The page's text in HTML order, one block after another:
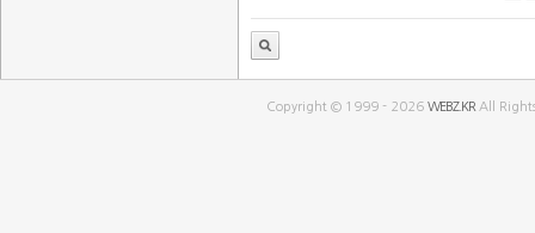
Copyright © 1999 - 2026WEBZ.KR All